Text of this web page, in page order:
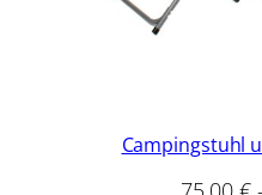
Campingstuhl